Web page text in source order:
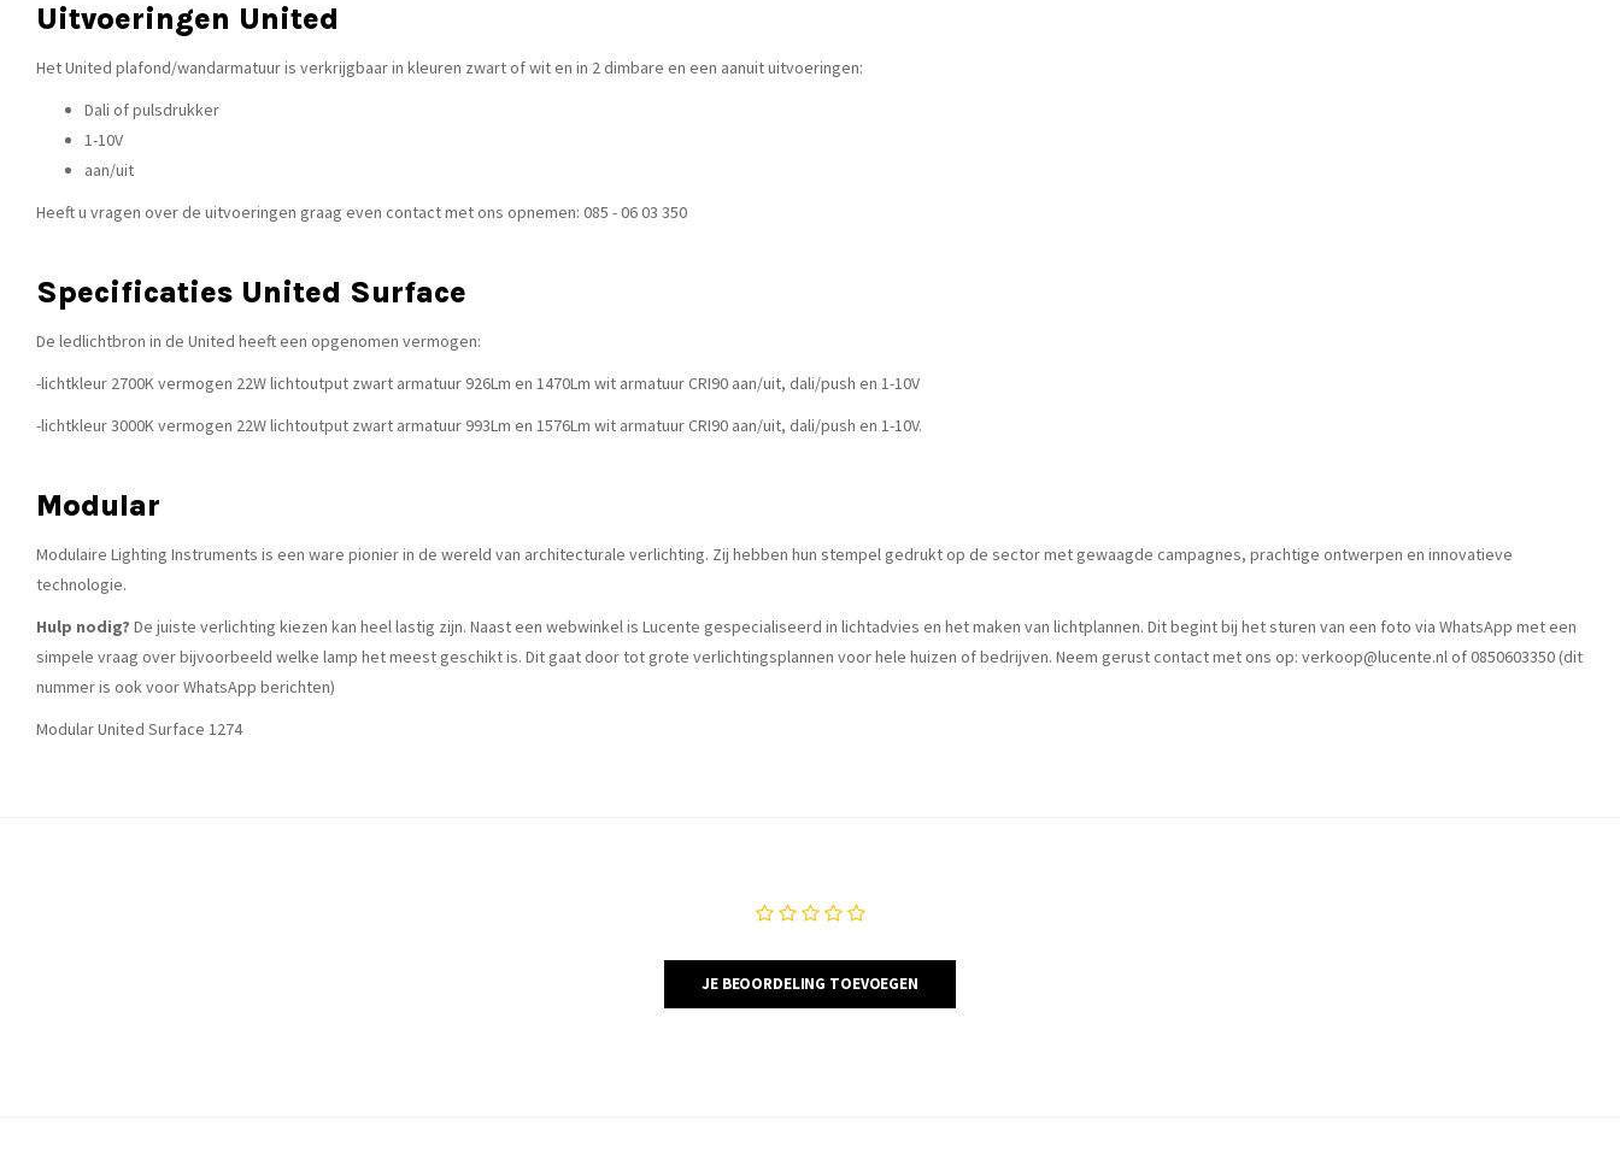
Uitvoeringen United
Het United plafond/wandarmatuur is verkrijgbaar in kleuren zwart of wit en in 2 dimbare en een aanuit uitvoeringen:
Dali of pulsdrukker
1-10V
aan/uit
Heeft u vragen over de uitvoeringen graag even contact met ons opnemen: 085 - 06 03 350
Specificaties United Surface
De ledlichtbron in de United heeft een opgenomen vermogen:
-lichtkleur 2700K vermogen 22W lichtoutput zwart armatuur 926Lm en 1470Lm wit armatuur CRI90 aan/uit, dali/push en 1-10V
-lichtkleur 3000K vermogen 22W lichtoutput zwart armatuur 993Lm en 1576Lm wit armatuur CRI90 aan/uit, dali/push en 1-10V.
Modular
Modulaire Lighting Instruments is een ware pionier in de wereld van architecturale verlichting. Zij hebben hun stempel gedrukt op de sector met gewaagde campagnes, prachtige ontwerpen en innovatieve
technologie.
Hulp nodig? De juiste verlichting kiezen kan heel lastig zijn. Naast een webwinkel is Lucente gespecialiseerd in lichtadvies en het maken van lichtplannen. Dit begint bij het sturen van een foto via WhatsApp met een
simpele vraag over bijvoorbeeld welke lamp het meest geschikt is. Dit gaat door tot grote verlichtingsplannen voor hele huizen of bedrijven. Neem gerust contact met ons op: verkoop@lucente.nlof 0850603350 (dit
nummer is ook voor WhatsApp berichten)
Modular United Surface 1274
JE BEOORDELING TOEVOEGEN